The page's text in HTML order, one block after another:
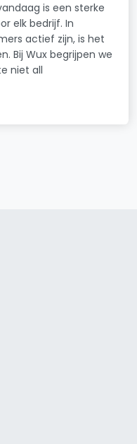
is een sterke
elk bedrijf. In
actief zijn, is het
Bij Wux begrijpen we
niet all